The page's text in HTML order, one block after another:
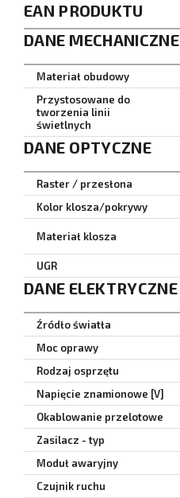
EAN PRODUKTU
DANE MECHANICZNE
Materiał obudowy
Przystosowane do
tworzenia linii
świetlnych
DANE OPTYCZNE
Raster / przesłona
Kolor klosza/pokrywy
Materiał klosza
UGR
DANE ELEKTRYCZNE
Źródło światła
Moc oprawy
Rodzaj osprzętu
Napięcie znamionowe [V]
Okablowanie przelotowe
Zasilacz - typ
Moduł awaryjny
Czujnik ruchu